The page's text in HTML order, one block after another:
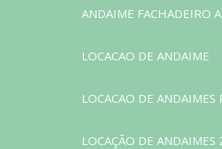
ANDAIME FACHADEIRO
LOCACAO DE ANDAIME
LOCACAO DE
LOCAÇÃO DE ANDAIMES